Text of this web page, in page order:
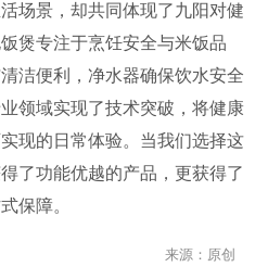
场景，却共同体现了九阳对健
煲专注于烹饪安全与米饭品
洁便利，净水器确保饮水安全
领域实现了技术突破，将健康
现的日常体验。当我们选择这
了功能优越的产品，更获得了
保障。
来源：原创